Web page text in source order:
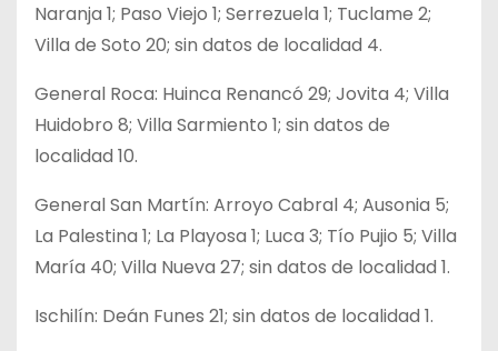
Naranja 1; Paso Viejo 1; Serrezuela 1; Tuclame 2;
Villa de Soto 20; sin datos de localidad 4.
General Roca: Huinca Renancó 29; Jovita 4; Villa
Huidobro 8; Villa Sarmiento 1; sin datos de
localidad 10.
General San Martín: Arroyo Cabral 4; Ausonia 5;
La Palestina 1; La Playosa 1; Luca 3; Tío Pujio 5; Villa
María 40; Villa Nueva 27; sin datos de localidad 1.
Ischilín: Deán Funes 21; sin datos de localidad 1.